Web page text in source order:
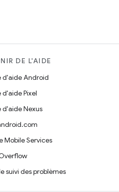
DE L'AIDE
d'aide Android
d'aide Pixel
d'aide Nexus
Mobile Services
suivi des problèmes